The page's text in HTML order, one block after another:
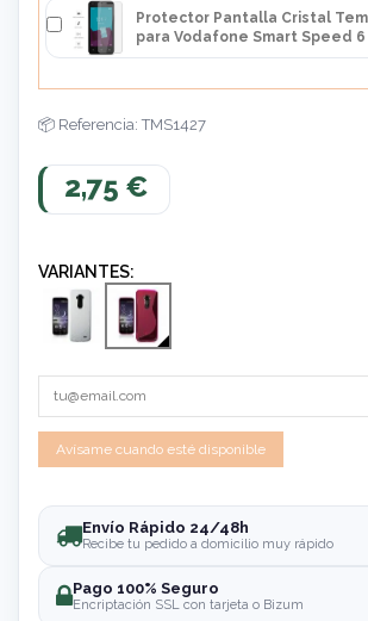
Protector Pantalla Cristal
para Vodafone Smart Speed 6
Referencia: TMS1427
2,75 €
VARIANTES:
Envío Rápido 24/48h
Recibe tu pedido a domicilio muy rápido
Pago 100% Seguro
Encriptación SSL con tarjeta o Bizum